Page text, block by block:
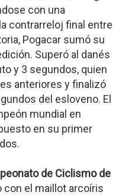
con una
contrarreloj final entre
Pogacar sumó su
Superó al danés
y 3 segundos, quien
anteriores y finalizó
del esloveno. El
mundial en
en su primer
de Ciclismo de
con el maillot arcoíris